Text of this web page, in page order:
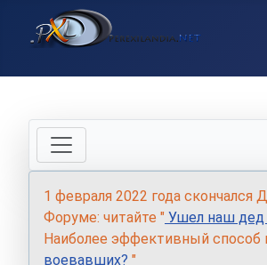
1 февраля 2022 года
Форуме: читайте " Ушел наш
Наиболее эффективный способ
воевавших? "